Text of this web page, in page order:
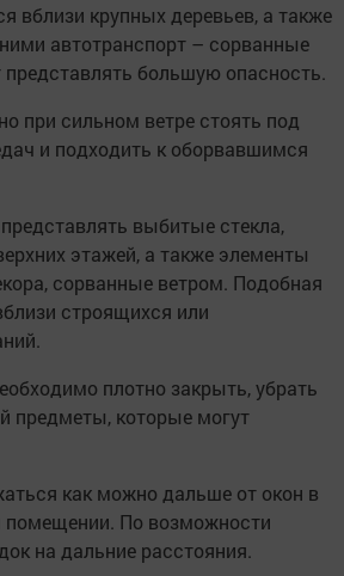
вблизи крупных деревьев, а также
автотранспорт – сорванные
представлять большую опасность.
при сильном ветре стоять под
и подходить к оборвавшимся
выбитые стекла,
этажей, а также элементы
сорванные ветром. Подобная
строящихся или
плотно закрыть, убрать
предметы, которые могут
как можно дальше от окон в
По возможности
на дальние расстояния.